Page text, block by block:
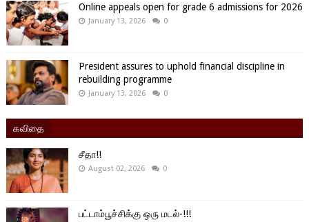
Online appeals open for grade 6 admissions for 2026
January 13, 2026 0
President assures to uphold financial discipline in
rebuilding programme
January 13, 2026 0
கவிதை
சீதா!!
August 02, 2026 0
பட்டாம்பூச்சிக்கு ஒரு மடல்-!!!